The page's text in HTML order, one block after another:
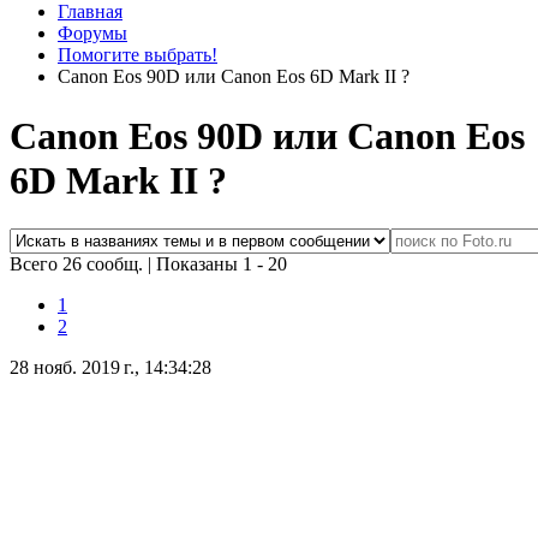
Главная
Форумы
Помогите выбрать!
Canon Eos 90D или Canon Eos 6D Mark II ?
Canon Eos 90D или Canon Eos
6D Mark II ?
Всего 26 сообщ. | Показаны 1 - 20
1
2
28 нояб. 2019 г., 14:34:28